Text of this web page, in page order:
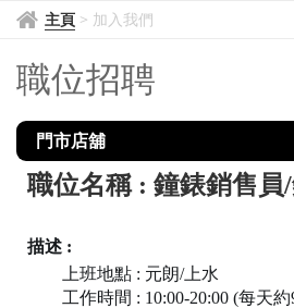
加
入
我
們
主頁 > 加入我們
職位招聘
門市店舖
職位名稱 : 鐘錶銷售員
描述 :
上班地點 : 元朗/上水
工作時間 : 10:00-20:00 (每天約